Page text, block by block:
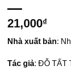
21,000₫
Nhà xuất bản:
Tác giả: ĐỖ TẤT